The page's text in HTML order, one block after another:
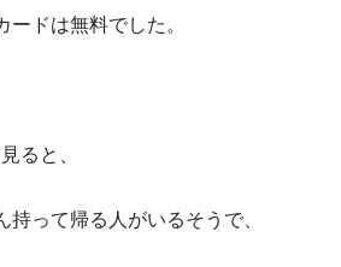
ードは無料でした。
ると、
って帰る人がいるそうで、